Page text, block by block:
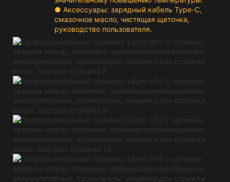
● Аксессуары: зарядный кабель Type-C,
смазочное масло, чистящая щеточка,
руководство пользователя.